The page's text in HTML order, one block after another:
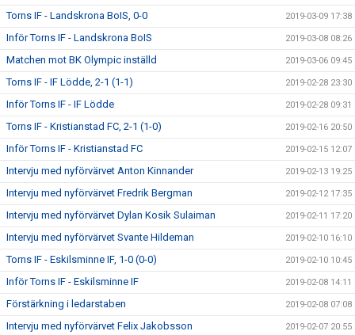
Torns IF - Landskrona BoIS, 0-0 2019-03-09 17:38
Inför Torns IF - Landskrona BoIS 2019-03-08 08:26
Matchen mot BK Olympic inställd 2019-03-06 09:45
Torns IF - IF Lödde, 2-1 (1-1) 2019-02-28 23:30
Inför Torns IF - IF Lödde 2019-02-28 09:31
Torns IF - Kristianstad FC, 2-1 (1-0) 2019-02-16 20:50
Inför Torns IF - Kristianstad FC 2019-02-15 12:07
Intervju med nyförvärvet Anton Kinnander 2019-02-13 19:25
Intervju med nyförvärvet Fredrik Bergman 2019-02-12 17:35
Intervju med nyförvärvet Dylan Kosik Sulaiman 2019-02-11 17:20
Intervju med nyförvärvet Svante Hildeman 2019-02-10 16:10
Torns IF - Eskilsminne IF, 1-0 (0-0) 2019-02-10 10:45
Inför Torns IF - Eskilsminne IF 2019-02-08 14:11
Förstärkning i ledarstaben 2019-02-08 07:08
Intervju med nyförvärvet Felix Jakobsson 2019-02-07 20:55